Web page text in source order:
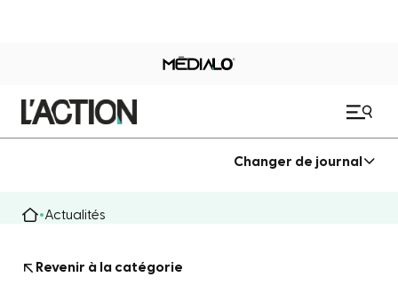
Changer de journal
Actualités
Revenir à la catégorie